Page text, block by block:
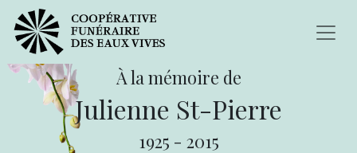
À la mémoire de
Julienne St-Pierre
1925 - 2015